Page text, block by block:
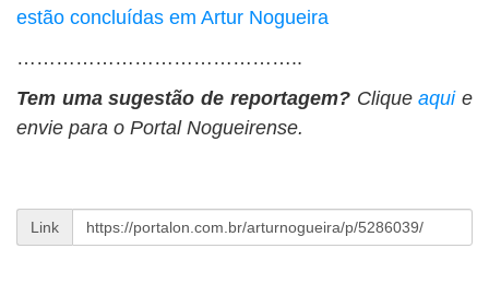
estão concluídas em Artur Nogueira
……………………………………..
Tem uma sugestão de reportagem?Cliqueaquie
envie para o Portal Nogueirense.
Link